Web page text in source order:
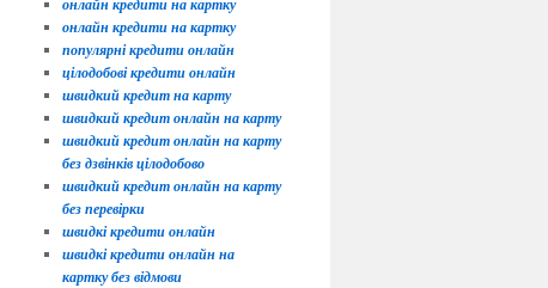
онлайн кредити на картку
онлайн кредити на картку
популярні кредити онлайн
цілодобові кредити онлайн
швидкий кредит на карту
швидкий кредит онлайн на карту
швидкий кредит онлайн на карту
без дзвінків цілодобово
швидкий кредит онлайн на карту
без перевірки
швидкі кредити онлайн
швидкі кредити онлайн на
картку без відмови